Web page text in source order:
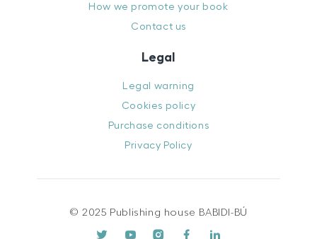
How we promote your book
Contact us
Legal
Legal warning
Cookies policy
Purchase conditions
Privacy Policy
© 2025 Publishing house BABIDI-BÚ